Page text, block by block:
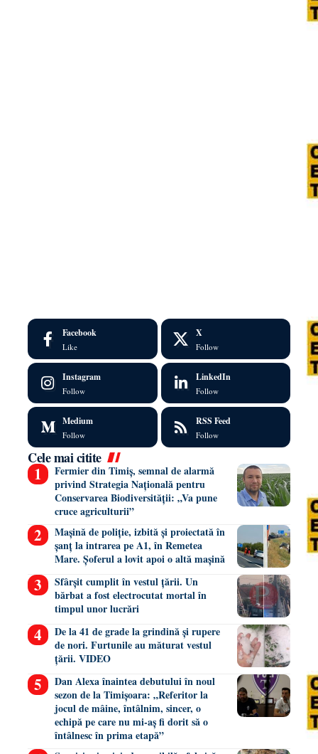
Facebook
Like
X
Follow
Instagram
Follow
LinkedIn
Follow
Medium
Follow
RSS Feed
Follow
Cele mai citite
Fermier din Timiș, semnal de alarmă
privind Strategia Națională pentru
Conservarea Biodiversității: „Va pune
cruce agriculturii”
Mașină de poliție, izbită și proiectată în
șanț la intrarea pe A1, în Remetea
Mare. Șoferul a lovit apoi o altă mașină
Sfârșit cumplit în vestul țării. Un
bărbat a fost electrocutat mortal în
timpul unor lucrări
De la 41 de grade la grindină și rupere
de nori. Furtunile au măturat vestul
țării. VIDEO
Dan Alexa înaintea debutului în noul
sezon de la Timișoara: „Referitor la
jocul de mâine, întâlnim, sincer, o
echipă pe care nu mi-aș fi dorit să o
întâlnesc în prima etapă”